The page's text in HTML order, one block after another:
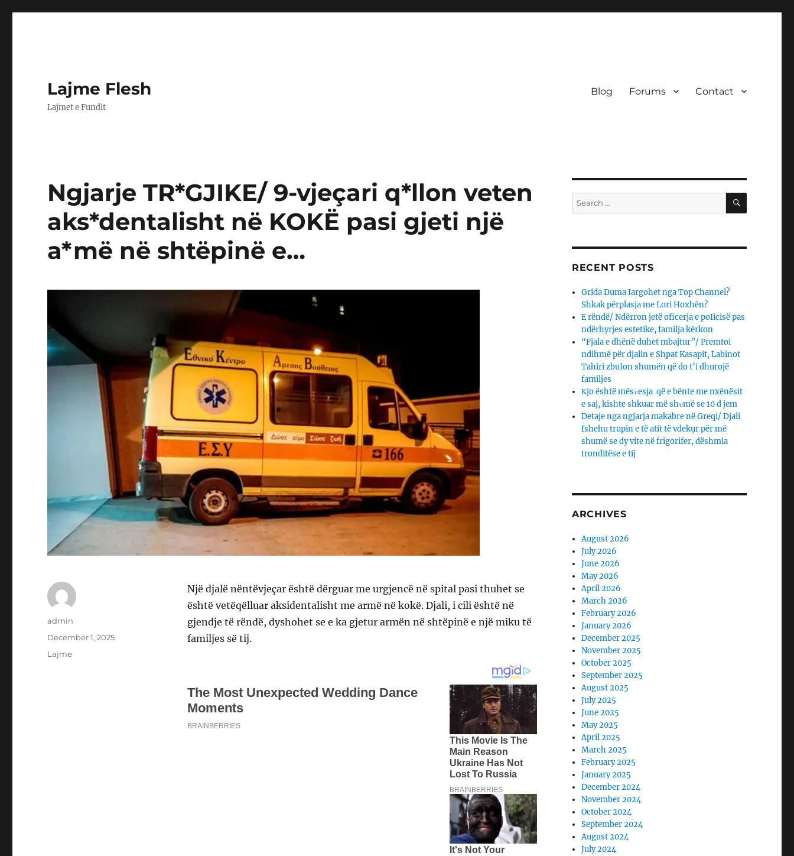
Lajme Flesh
Lajmet e Fundit
Blog Forums Contact
Ngjarje TR*GJIKE/ 9-vjeçari q*llon veten
aks*dentalisht në KOKË pasi gjeti një
a*më në shtëpinë e…
Një djalë nëntëvjeçar është dërguar me urgjencë në spital pasi thuhet se
është vetëqëlluar aksidentalisht me armë në kokë. Djali, i cili është në
gjendje të rëndë, dyshohet se e ka gjetur armën në shtëpinë e një miku të
familjes së tij.
Author
admin
Posted
December 1, 2025
Categories
Lajme
Search
for:
SEARCH
RECENT POSTS
Grida Duma Iargohet nga Top Channel?
Shkak përplasja me Lori Hoxhën?
E rëndë/ Ndërron jetë oficerja e poIicisë pas
ndërhyrjes estetike, familja kërkon
“Fjala e dhënë duhet mbajtur”/ Premtoi
ndihmë për djalin e Shpat Kasapit, Labinot
Tahiri zbuIon shumën që do t’i dhurojë
familjes
Κjo është mësυesja që e bënte me nxënësit
e saj, kishte shkuar më shυmë se 10 d jem
Detaje nga ngjarja makabre në Greqi/ Djali
fshehu trupin e të atit të vdekụr për më
shumë se dy vite në frigorifer, dëshmia
tronditëse e tij
ARCHIVES
August 2026
July 2026
June 2026
May 2026
April 2026
March 2026
February 2026
January 2026
December 2025
November 2025
October 2025
September 2025
August 2025
July 2025
June 2025
May 2025
April 2025
March 2025
February 2025
January 2025
December 2024
November 2024
October 2024
September 2024
August 2024
July 2024